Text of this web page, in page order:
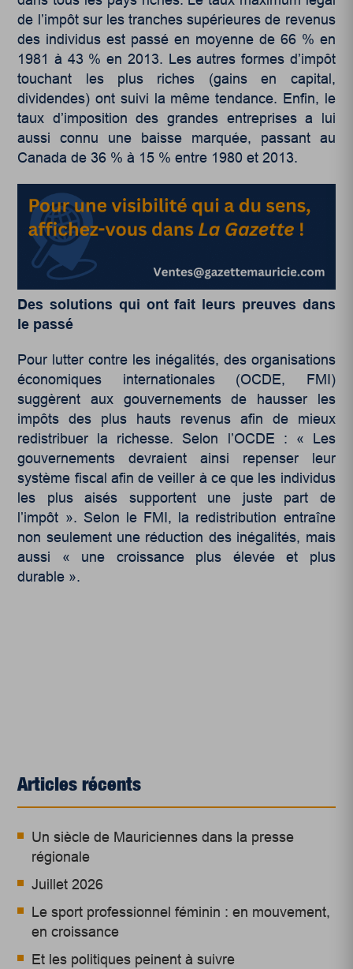
de l’impôt sur les tranches supérieures de revenus
des individus est passé en moyenne de 66 % en
1981 à 43 % en 2013. Les autres formes d’impôt
touchant les plus riches (gains en capital,
dividendes) ont suivi la même tendance. Enfin, le
taux d’imposition des grandes entreprises a lui
aussi connu une baisse marquée, passant au
Canada de 36 % à 15 % entre 1980 et 2013.
Des solutions qui ont fait leurs preuves dans
le passé
Pour lutter contre les inégalités, des organisations
économiques internationales (OCDE, FMI)
suggèrent aux gouvernements de hausser les
impôts des plus hauts revenus afin de mieux
redistribuer la richesse. Selon l’OCDE : « Les
gouvernements devraient ainsi repenser leur
système fiscal afin de veiller à ce que les individus
les plus aisés supportent une juste part de
l’impôt ». Selon le FMI, la redistribution entraîne
non seulement une réduction des inégalités, mais
aussi « une croissance plus élevée et plus
durable ».
Articles récents
Un siècle de Mauriciennes dans la presse
régionale
Juillet 2026
Le sport professionnel féminin : en mouvement,
en croissance
Et les politiques peinent à suivre